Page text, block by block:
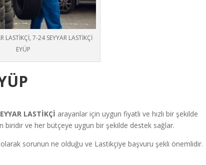
LASTİKÇİ, 7-24 SEYYAR LASTİKÇİ
EYÜP
LASTİKÇİ arayanlar için uygun fiyatlı ve hızlı bir şekilde
ve her bütçeye uygun bir şekilde destek sağlar.
sorunun ne olduğu ve Lastikçiye başvuru şekli önemlidir.